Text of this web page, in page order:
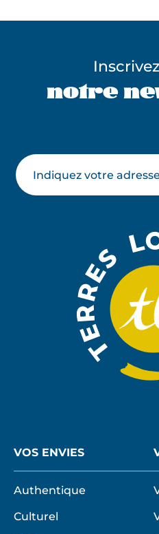
notre
Votre
email
VOS ENVIES
Authentique
Culturel